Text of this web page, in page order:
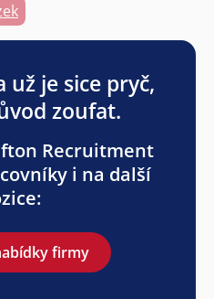
už je sice pryč,
zoufat.
Recruitment
i na další
firmy